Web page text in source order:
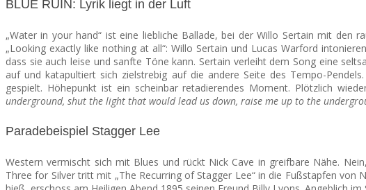
BLUE RUIN: Lyrik liegt in der Luft
„Water in your hand“ ist eine liebliche Ballade, bei der Willo Sertain mit den
„Looking exactly like nothing at all“: Willo Sertain und Lucas Warford
dass sie auch leise und sanfte Töne kann. Sertain verleiht dem Song eine
auf und katapultiert sich zielstrebig auf die andere Seite des Tempo-
gespielt. Höhepunkt ist ein scheinbar retadierendes Moment. Plötzlich
underground, shut the light that would lead us down, raise me up to the
Paradebeispiel Stagger Lee
Western vermischt sich mit Blues und rückt Nick Cave in greifbare Nähe.
Three for Silver tritt mit „The Recurring of Stagger Lee“ in die Fußstapfen von